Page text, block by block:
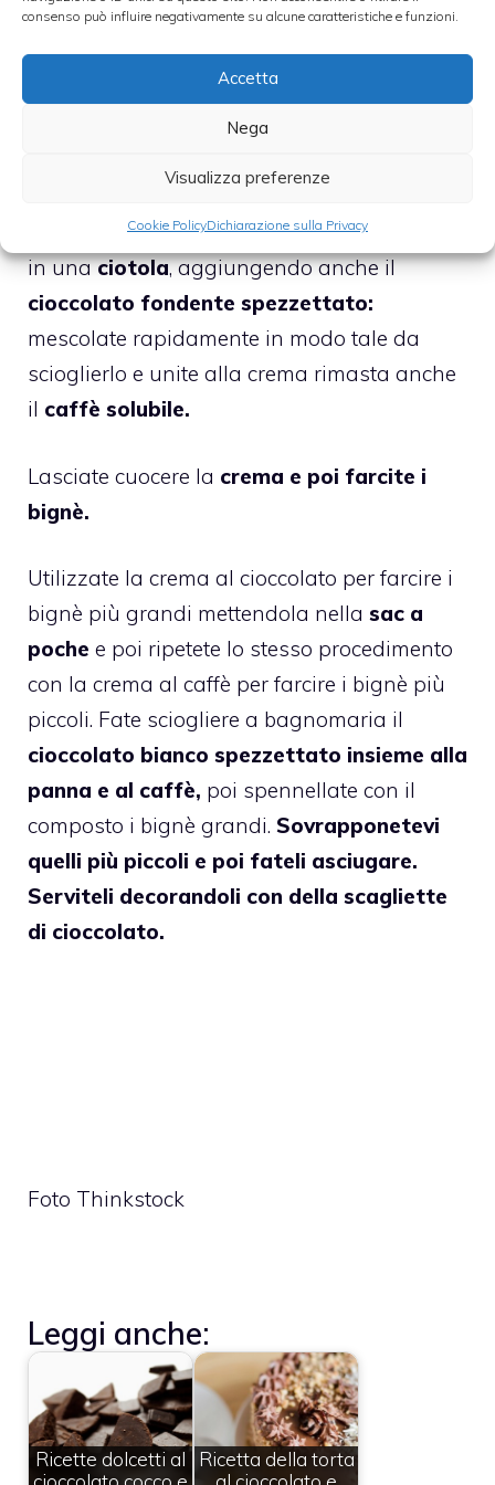
consenso può influire negativamente su alcune caratteristiche e funzioni.
Accetta
Nega
Visualizza preferenze
Cookie PolicyDichiarazione sulla Privacy
Montatei tuorli delle uova insieme allo
zucchero rimasto, poi unite lafecola, il
crema a fiamma bassa per circa
Togliere due terzi della crema e poi versateli
in unaciotola, aggiungendo anche il
cioccolato fondente spezzettato:
mescolate rapidamente in modo tale da
scioglierlo e unite alla crema rimasta anche
il caffè solubile.
Lasciate cuocere la crema e poi farcite i
bignè.
Utilizzate la crema al cioccolato per farcire i
bignè più grandi mettendola nella sac a
poche e poi ripetete lo stesso procedimento
con la crema al caffè per farcire i bignè più
piccoli. Fate sciogliere a bagnomaria il
cioccolato bianco spezzettato insieme alla
panna e al caffè, poi spennellate con il
composto i bignè grandi. Sovrapponetevi
quelli più piccoli e poi fateli asciugare.
Serviteli decorandoli con della scagliette
di cioccolato.
Foto Thinkstock
Leggi anche:
Ricette dolcetti al
Ricetta della torta